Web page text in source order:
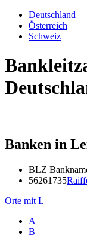
Deutschland
Österreich
Schweiz
Banken in
BLZ
56261735
Orte mit L
A
B